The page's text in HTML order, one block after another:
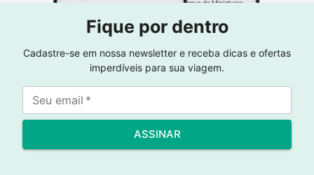
Fique por dentro
Cadastre-se em nossa newsletter e receba dicas e ofertas
imperdíveis para sua viagem.
Seu email *
ASSINAR